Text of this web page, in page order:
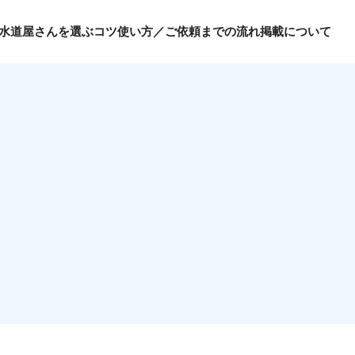
道屋さんを選ぶコツ使い方／ご依頼までの流れ掲載について